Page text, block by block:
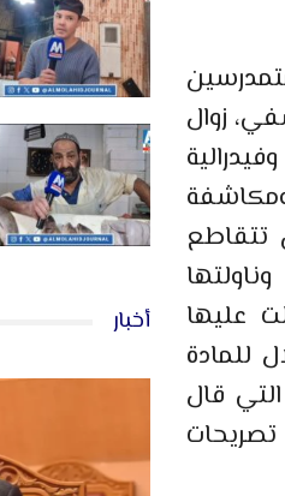
زوال
وفيدرالية
تتقاطع
عليها
للمادة
قال
تصريحات
أخبار